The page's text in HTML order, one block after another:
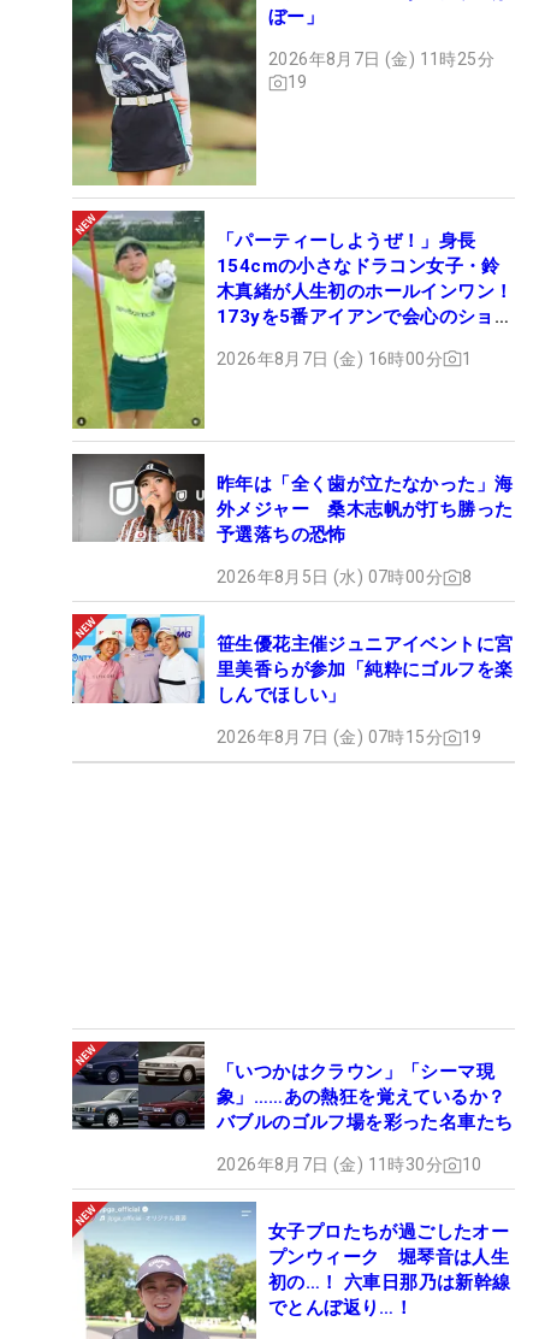
ぼー」
2026年8月7日 (金) 11時25分
19
「パーティーしようぜ！」身長
154cmの小さなドラコン女子・鈴
木真緒が人生初のホールインワン！
173yを5番アイアンで会心のショッ
2026年8月7日 (金) 16時00分 1
昨年は「全く歯が立たなかった」海
外メジャー 桑木志帆が打ち勝った
予選落ちの恐怖
2026年8月5日 (水) 07時00分 8
笹生優花主催ジュニアイベントに宮
里美香らが参加「純粋にゴルフを楽
しんでほしい」
2026年8月7日 (金) 07時15分 19
「いつかはクラウン」「シーマ現
象」……あの熱狂を覚えているか？
バブルのゴルフ場を彩った名車たち
2026年8月7日 (金) 11時30分 10
女子プロたちが過ごしたオー
プンウィーク 堀琴音は人生
初の…！ 六車日那乃は新幹線
でとんぼ返り…！